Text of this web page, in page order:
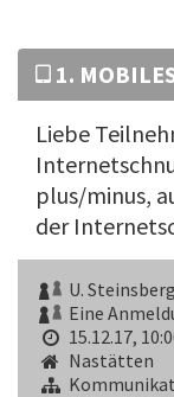
1.
Liebe
plus/minus,
der
U.
Eine
15.12.17,
Nastätten